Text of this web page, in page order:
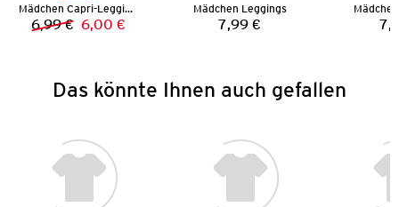
Mädchen Capri-Leggings
Vorheriger Preis:
6,99 € Neuer Preis:
6,00 €
Mädchen Leggings
Preis:
7,99 €
Das könnte Ihnen auch gefallen